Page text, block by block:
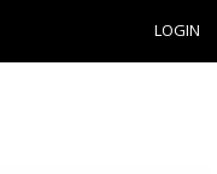
LOGIN